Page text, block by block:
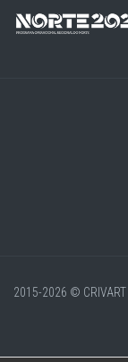
2015-2026 © CRIVART